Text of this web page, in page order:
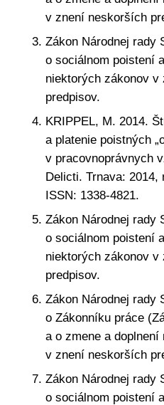
v znení neskorších
Zákon Národnej rady
o sociálnom poistení
niektorých zákonov v
predpisov.
KRIPPEL, M. 2014.
a platenie poistných
v pracovnoprávnych
Delicti. Trnava:
ISSN: 1338-4821.
Zákon Národnej rady
o sociálnom poistení
niektorých zákonov v
predpisov.
Zákon Národnej rady
o Zákonníku práce
a o zmene a
v znení neskorších
Zákon Národnej rady
o sociálnom poistení